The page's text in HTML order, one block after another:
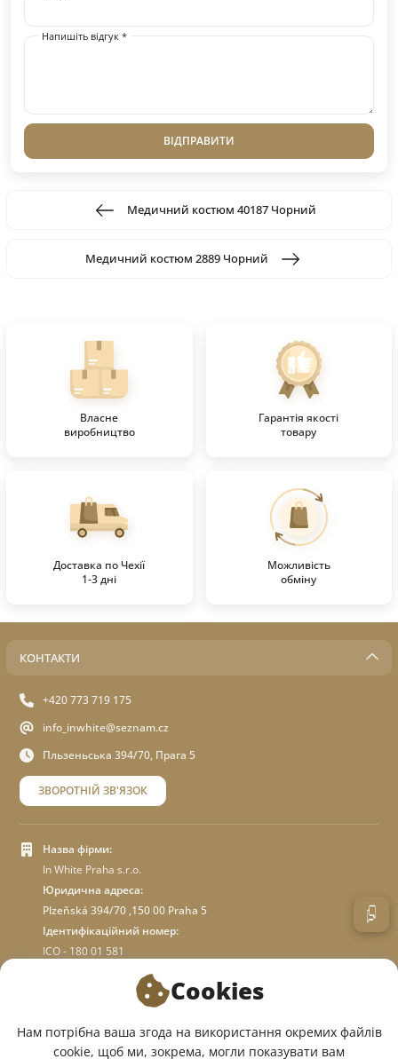
Напишіть відгук *
ВІДПРАВИТИ
Медичний костюм 40187 Чорний
Медичний костюм 2889 Чорний
Власне
виробництво
Гарантія якості
товару
Доставка по Чехії
1-3 дні
Можливість
обміну
КОНТАКТИ
+420 773 719 175
info_inwhite@seznam.cz
Пльзеньська 394/70, Прага 5
ЗВОРОТНІЙ ЗВ'ЯЗОК
Назва фірми:
In White Praha s.r.o.
Юридична адреса:
Plzeňská 394/70 ,150 00 Praha 5
Ідентифікаційний номер:
ICO - 180 01 581
ПРО МАГАЗИН
Cookies
Нам потрібна ваша згода на використання окремих файлів
cookie, щоб ми, зокрема, могли показувати вам